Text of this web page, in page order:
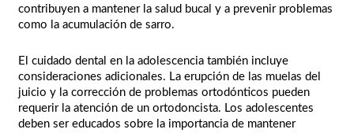
contribuyen a mantener la salud bucal y a prevenir problemas
como la acumulación de sarro.
El cuidado dental en la adolescencia también incluye
consideraciones adicionales. La erupción de las muelas del
juicio y la corrección de problemas ortodónticos pueden
requerir la atención de un ortodoncista. Los adolescentes
deben ser educados sobre la importancia de mantener